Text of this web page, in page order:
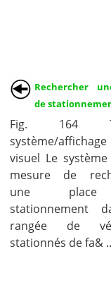
Rechercher
de
Fig. 164
système/
visuel Le
mesure de
une
stationnement
rangée de
stationnés de fa&